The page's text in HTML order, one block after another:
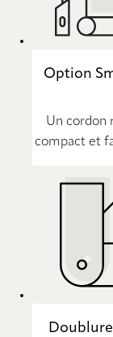
Option
Un cordon
compact et